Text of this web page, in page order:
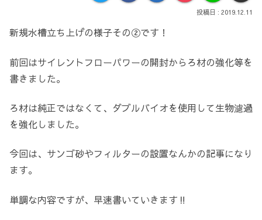
2019.12.11
新規水槽立ち上げの様子その②です！
前回はサイレントフローパワーの開封からろ材の強化等を
書きました。
ろ材は純正ではなくて、ダブルバイオを使用して生物濾過
を強化しました。
今回は、サンゴ砂やフィルターの設置なんかの記事になり
ます。
単調な内容ですが、早速書いていきます‼️